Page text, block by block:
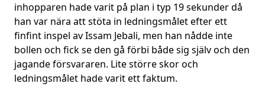
inhopparen hade varit på plan i typ 19 sekunder då
han var nära att stöta in ledningsmålet efter ett
finfint inspel av Issam Jebali, men han nådde inte
bollen och fick se den gå förbi både sig själv och den
jagande försvararen. Lite större skor och
ledningsmålet hade varit ett faktum.